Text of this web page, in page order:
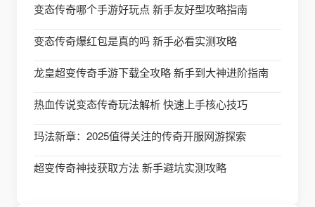
变态传奇哪个手游好玩点 新手友好型攻略指南
变态传奇爆红包是真的吗 新手必看实测攻略
龙皇超变传奇手游下载全攻略 新手到大神进阶指南
热血传说变态传奇玩法解析 快速上手核心技巧
玛法新章：2025值得关注的传奇开服网游探索
超变传奇神技获取方法 新手避坑实测攻略